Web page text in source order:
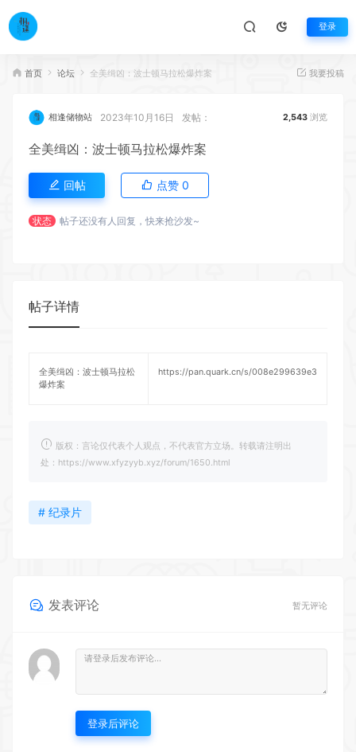
登录
首页 论坛 全美缉凶：波士顿马拉松爆炸案 我要投稿
相逢储物站 2023年10月16日 发帖： 2,543 浏览
全美缉凶：波士顿马拉松爆炸案
回帖 点赞 0
状态 帖子还没有人回复，快来抢沙发~
帖子详情
全美缉凶：波士顿马拉松
爆炸案
https://pan.quark.cn/s/008e299639e3
版权：言论仅代表个人观点，不代表官方立场。转载请注明出
处：https://www.xfyzyyb.xyz/forum/1650.html
# 纪录片
发表评论 暂无评论
登录后评论